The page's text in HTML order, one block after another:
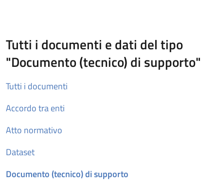
Tutti i documenti e dati del tipo
"Documento (tecnico) di supporto"
Tutti i documenti
Accordo tra enti
Atto normativo
Dataset
Documento (tecnico) di supporto